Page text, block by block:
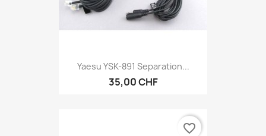
Yaesu YSK-891 Separation...
35,00 CHF
favorite_border